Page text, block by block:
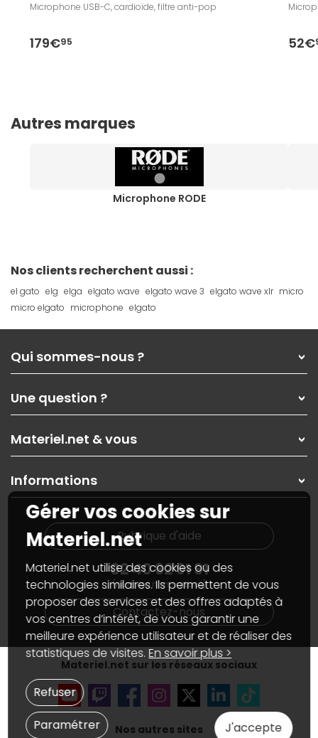
Microphone USB-C, cardioïde, filtre anti-pop
179€95 52€
Autres marques
Microphone RODE
Nos clients recherchent aussi :
el gato elg elga elgato wave elgato wave 3 elgato wave xlr micro
micro elgato microphone elgato
Qui sommes-nous ?
Nos services
Les magasins Materiel.net
Nos solutions pour les pros
Contactez-nous
Une question ?
Paiement, livraison
Garanties,Pack Zen
SAV, demander un retour
Informations
Guides d'achats et tutoriels
Materiel.net & vous
On rachète votre carte graphique
PC sur mesure : Votre RDV personnalisé
Notre démarche écologique
Materiel.net recrute
Notre programme d'affiliation
Partenariat & Sponsoring
Informations
Plan du site
Nos marques
Conditions générales de vente
Informations légales
Données personnellesetcookies
Gérer vos cookies
Accessibilité : non conforme
Rubrique d'aide
02 40 92 91 91
(numéro non surtaxé)
Contactez-nous
Materiel.net sur les réseaux sociaux
Nos autres sites
Gérer vos cookies sur
Materiel.net
Materiel.net utilise des cookies ou des
technologies similaires. Ils permettent de vous
proposer des services et des offres adaptés à
vos centres d’intérêt, de vous garantir une
meilleure expérience utilisateur et de réaliser des
statistiques de visites.En savoir plus >
J'accepte
Paramétrer
Refuser